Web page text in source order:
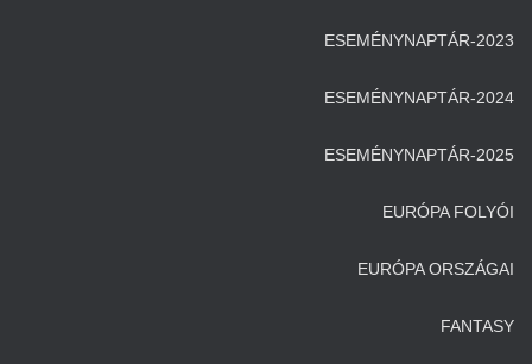
ESEMÉNYNAPTÁR-2023
ESEMÉNYNAPTÁR-2024
ESEMÉNYNAPTÁR-2025
EURÓPA FOLYÓI
EURÓPA ORSZÁGAI
FANTASY